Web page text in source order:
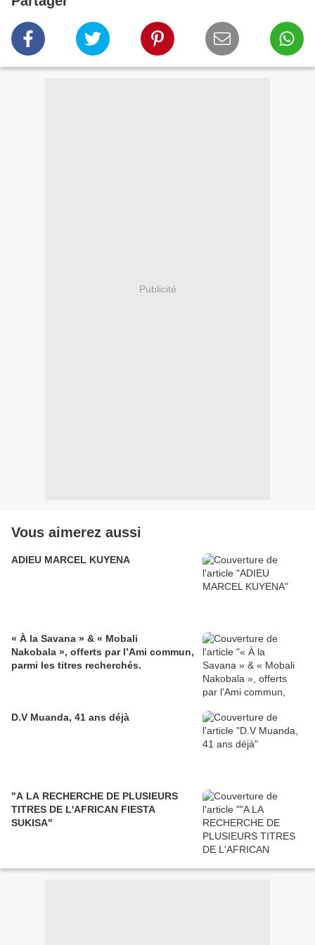
Publicité
Vous aimerez aussi
ADIEU MARCEL KUYENA
« À la Savana » & « Mobali
Nakobala », offerts par l’Ami commun,
parmi les titres recherchés.
D.V Muanda, 41 ans déjà
"A LA RECHERCHE DE PLUSIEURS
TITRES DE L'AFRICAN FIESTA
SUKISA"